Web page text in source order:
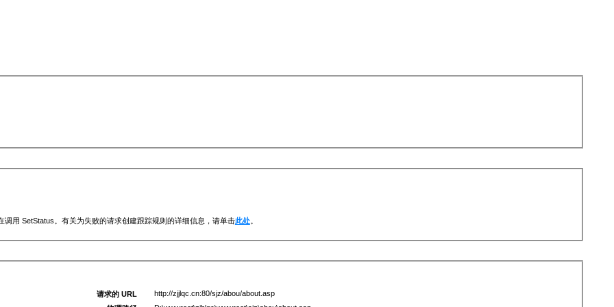
用 SetStatus。有关为失败的请求创建跟踪规则的详细信息，请单击此处。
请求的 URL
http://zjjlqc.cn:80/sjz/abou/about.asp